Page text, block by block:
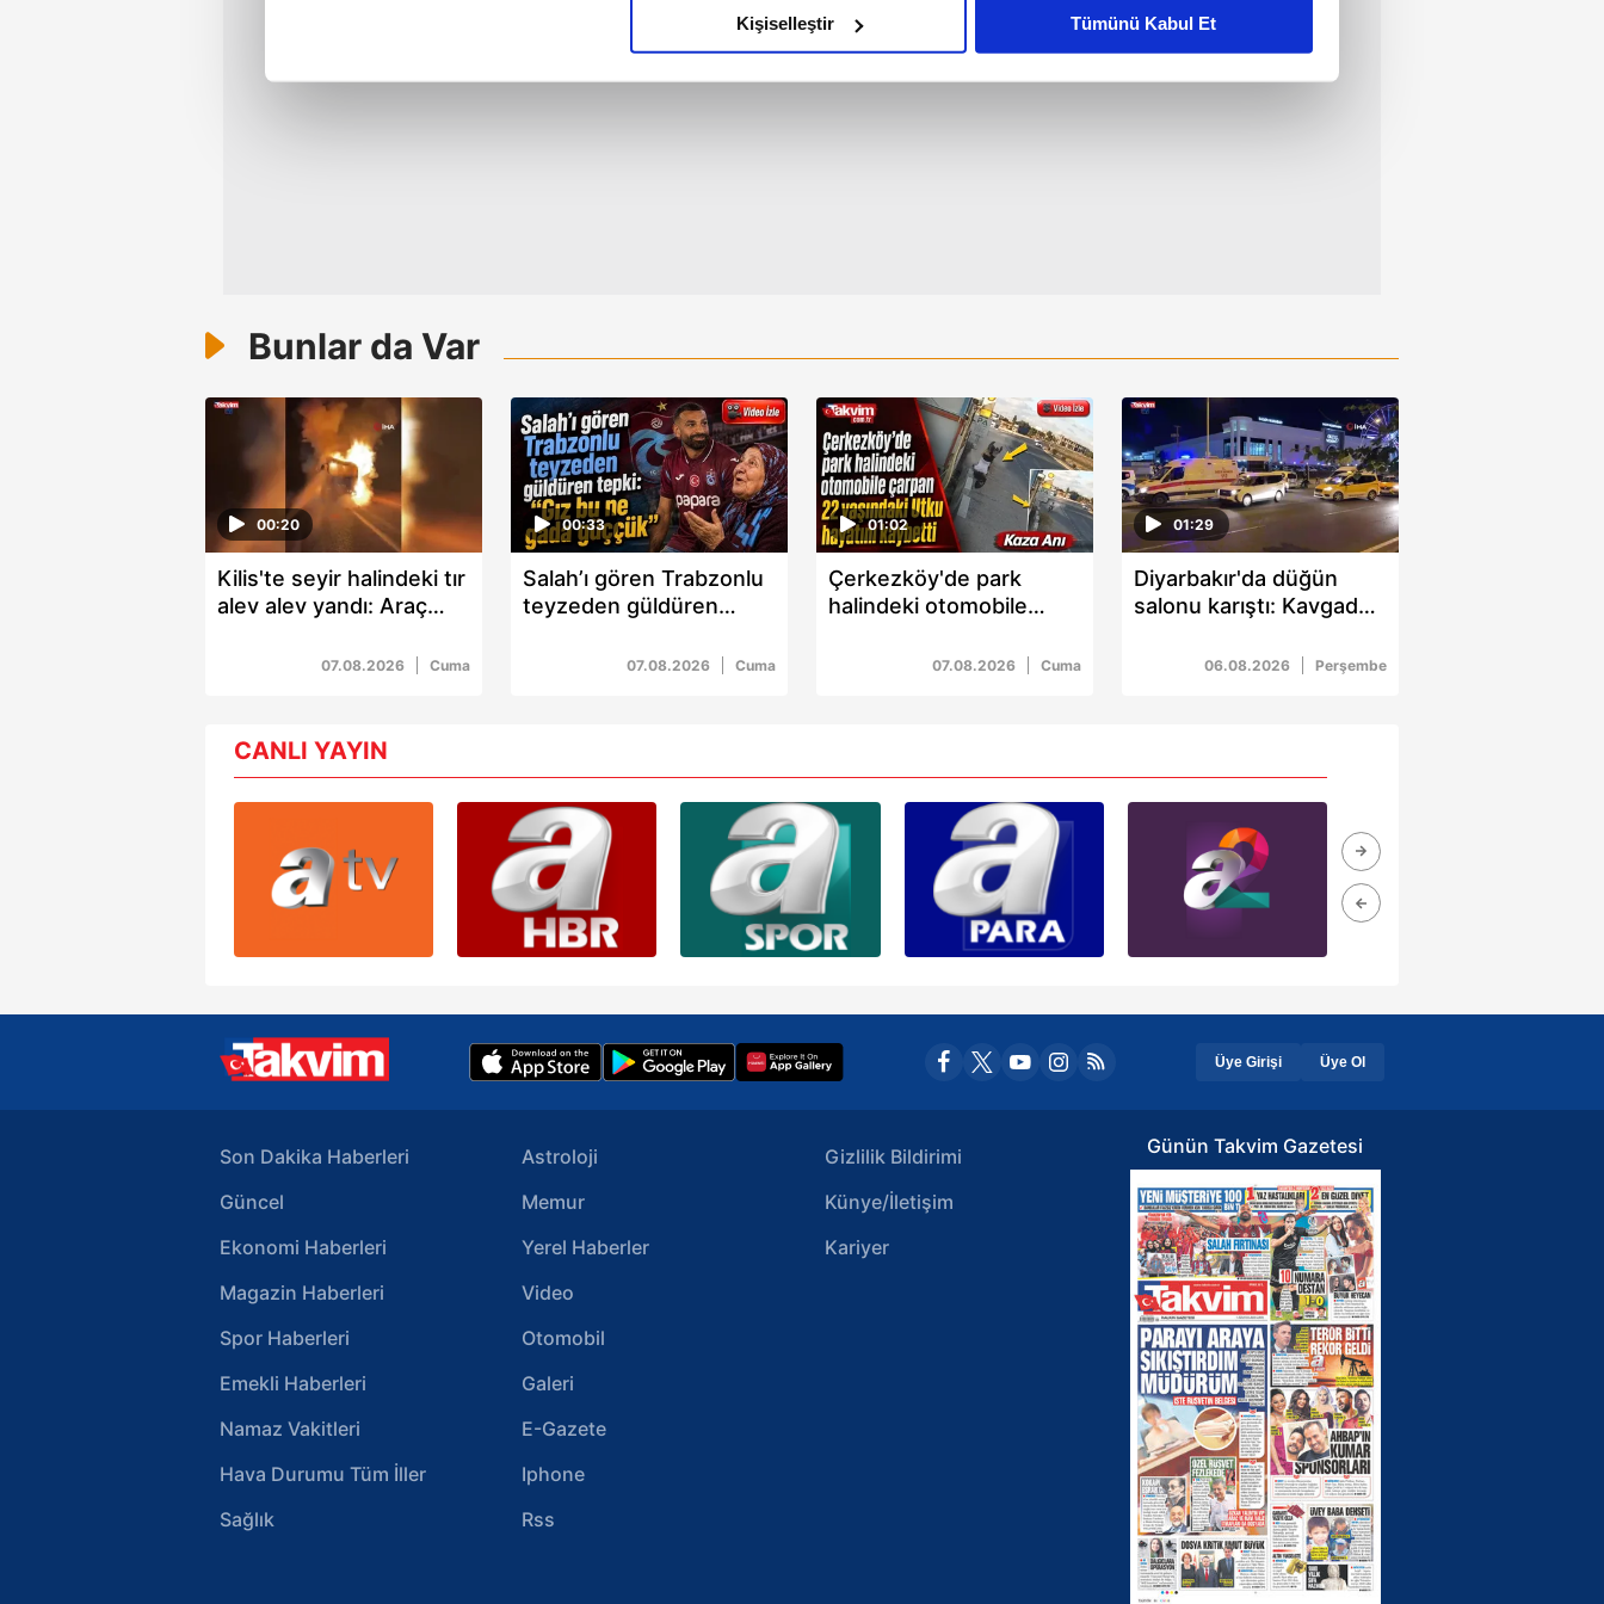
6698 sayılı Kişisel Verilerin Korunması Kanunu uyarınca hazırlanmış Aydınlatma Metnimizi okumak ve sitemizde ilgili
Kişiselleştir Tümünü Kabul Et
Bunlar da Var
00:20
Kilis'te seyir halindeki tır
alev alev yandı: Araç
07.08.2026 Cuma
00:33
Salah’ı gören Trabzonlu
teyzeden güldüren
07.08.2026 Cuma
01:02
Çerkezköy'de park
halindeki otomobile
Utku hayatını kaybetti
07.08.2026 Cuma
01:29
Diyarbakır'da düğün
salonu karıştı: Kavgada
06.08.2026 Perşembe
CANLI YAYIN
Üye Girişi Üye Ol
Son Dakika Haberleri
Güncel
Ekonomi Haberleri
Magazin Haberleri
Spor Haberleri
Emekli Haberleri
Namaz Vakitleri
Hava Durumu Tüm İller
Sağlık
Astroloji
Memur
Yerel Haberler
Video
Otomobil
Galeri
E-Gazete
Iphone
Rss
Gizlilik Bildirimi
Künye/İletişim
Kariyer
Günün Takvim Gazetesi